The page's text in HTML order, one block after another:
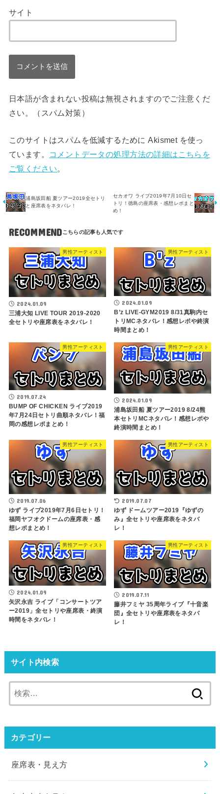
サイト
日本語が含まれない投稿は無視されますのでご注意くだ
さい。（スパム対策）
このサイトはスパムを低減するために Akismet を使っ
ています。
コメントデータの処理方法の詳細はこちらを
ご覧ください。
浦島坂田船 夏ツアー2019全セトリ
と座席表をネタバレ！
セカオワ ライブ2019年7月10日セ
トリ！徳島の座席表・感想レポまと
め！
RECOMMEND
男性アーティスト
2024.01.09
三浦大知 LIVE TOUR 2019-2020
全セトリや座席表をネタバレ！
男性アーティスト
2024.01.09
B’z LIVE-GYM2019 8/31真駒内セ
トリMCネタバレ！感想レポや終演
時間まとめ！
男性アーティスト
2019.07.24
BUMP OF CHICKEN ライブ2019
年7月24日セトリ曲順ネタバレ！福
岡の感想レポまとめ！
男性アーティスト
2024.01.09
浦島坂田船 夏ツアー2019 8/24熊
本セトリMCネタバレ！感想レポや
終演時間まとめ！
男性アーティスト
2019.07.06
ゆず ライブ2019年7月6日セトリ！
福岡ヤフオクドームの座席表・感
想レポまとめ！
男性アーティスト
2019.07.07
ゆず ドームツアー2019『ゆずの
み』全セトリや座席表をネタバ
レ！
男性アーティスト
2024.01.09
矢沢永吉 ライブ「コンサートツア
ー2019」全セトリや座席表・終演
時間をネタバレ！
男性アーティスト
2019.07.11
藤井フミヤ 35周年ライブ『十音楽
団』全セトリや座席表をネタバ
レ！
サイト内検索
索:
カテゴリー
座席表・見え方